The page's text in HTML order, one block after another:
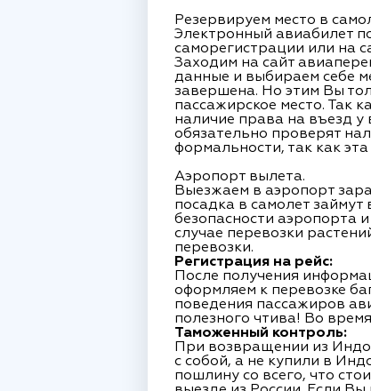
Резервируем место в
Электронный авиабилет
саморегистрации или на
Заходим на сайт
данные и выбираем себе
завершена. Но этим Вы
пассажирское место. Так
наличие права на въезд у
обязательно проверят
формальности, так как
Аэропорт вылета.
Выезжаем в аэропорт
посадка в самолет
безопасности аэропорта
случае перевозки
перевозки.
Регистрация на рейс:
После получения
оформляем к перевозке
поведения пассажиров
полезного чтива! Во
Таможенный контроль:
При возвращении из
с собой, а не купили в
пошлину со всего, что